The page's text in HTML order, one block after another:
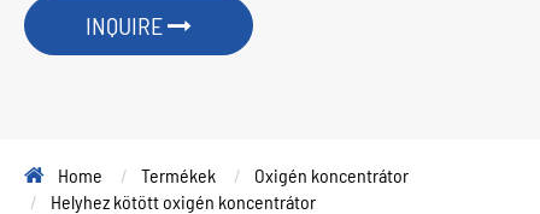
INQUIRE
Home Termékek
Oxigén koncentrátor
Helyhez kötött oxigén koncentrátor